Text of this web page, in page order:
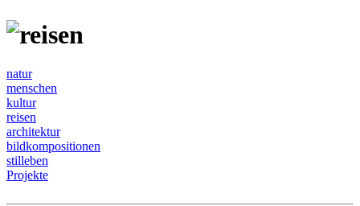
natur
menschen
kultur
reisen
architektur
bildkompositionen
stilleben
Projekte